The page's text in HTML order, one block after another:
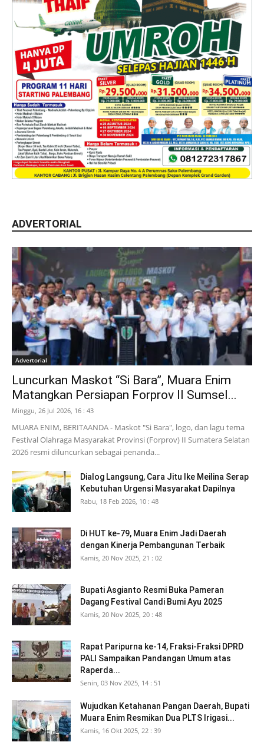
ADVERTORIAL
Advertorial
Luncurkan Maskot “Si Bara”, Muara Enim
Matangkan Persiapan Forprov II Sumsel...
Minggu, 26 Jul 2026, 16 : 43
MUARA ENIM, BERITAANDA - Maskot "Si Bara", logo, dan lagu tema
Festival Olahraga Masyarakat Provinsi (Forprov) II Sumatera Selatan
2026 resmi diluncurkan sebagai penanda...
Dialog Langsung, Cara Jitu Ike Meilina Serap
Kebutuhan Urgensi Masyarakat Dapilnya
Rabu, 18 Feb 2026, 10 : 48
Di HUT ke-79, Muara Enim Jadi Daerah
dengan Kinerja Pembangunan Terbaik
Kamis, 20 Nov 2025, 21 : 02
Bupati Asgianto Resmi Buka Pameran
Dagang Festival Candi Bumi Ayu 2025
Kamis, 20 Nov 2025, 20 : 48
Rapat Paripurna ke-14, Fraksi-Fraksi DPRD
PALI Sampaikan Pandangan Umum atas
Raperda...
Senin, 03 Nov 2025, 14 : 51
Wujudkan Ketahanan Pangan Daerah, Bupati
Muara Enim Resmikan Dua PLTS Irigasi...
Kamis, 16 Okt 2025, 22 : 39